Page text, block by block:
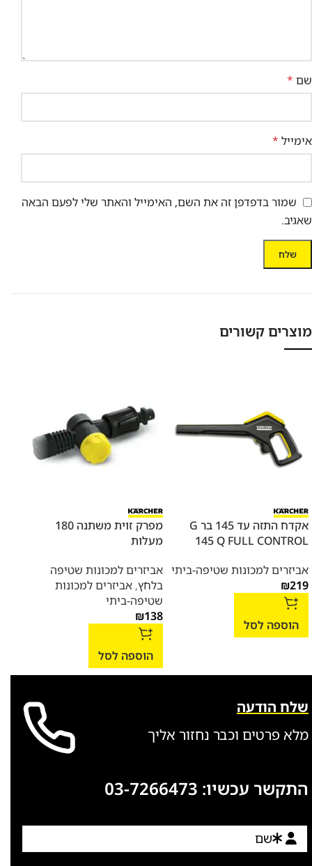
שם *
אימייל *
שמור בדפדפן זה את השם, האימייל והאתר שלי לפעם הבאה
שאגיב.
מוצרים קשורים
אקדח התזה עד 145 בר G
145 Q FULL CONTROL
אביזרים למכונות שטיפה-ביתי
₪219
הוספה לסל
מפרק זוית משתנה 180
מעלות
אביזרים למכונות שטיפה
בלחץ, אביזרים למכונות
שטיפה-ביתי
₪138
הוספה לסל
שלח הודעה
מלא פרטים וכבר נחזור אליך
התקשר עכשיו: 03-7266473